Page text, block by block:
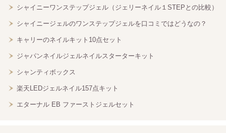
シャイニーワンステップジェル（ジェリーネイル１STEPとの比較）
シャイニージェルのワンステップジェルを口コミではどうなの？
キャリーのネイルキット10点セット
ジャパンネイルジェルネイルスターターキット
シャンティボックス
楽天LEDジェルネイル157点キット
エターナル EB ファーストジェルセット